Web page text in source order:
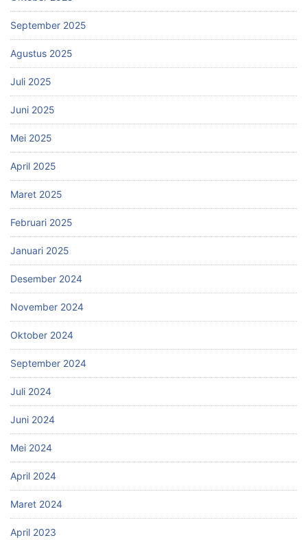
September 2025
Agustus 2025
Juli 2025
Juni 2025
Mei 2025
April 2025
Maret 2025
Februari 2025
Januari 2025
Desember 2024
November 2024
Oktober 2024
September 2024
Juli 2024
Juni 2024
Mei 2024
April 2024
Maret 2024
April 2023